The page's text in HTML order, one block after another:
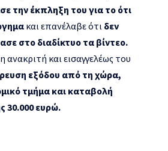
την έκπληξη του για το ότι
και επανέλαβε ότι δεν
στο διαδίκτυο τα βίντεο.
και εισαγγελέως του
εξόδου από τη χώρα,
τμήμα και καταβολή
30.000 ευρώ.